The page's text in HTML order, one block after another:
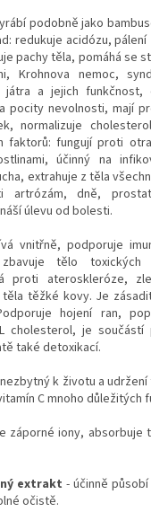
podobně jako
redukuje acidózu,
pachy těla, pomáhá se
Krohnova nemoc,
a jejich funkčnost,
pocity nevolnosti, mají
normalizuje
faktorů: fungují proti
účinný na
extrahuje z těla
artrózám, dně,
úlevu od bolesti.
vnitřně, podporuje
tělo toxických
proti ateroskleróze,
těžké kovy. Je
hojení ran,
cholesterol, je součástí
také detoxikací.
k životu a
C mnoho důležitých
záporné iony, absorbuje
extrakt - účinně
očistě.